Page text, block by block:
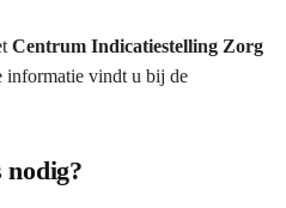
Centrum Indicatiestelling Zorg
vindt u bij de